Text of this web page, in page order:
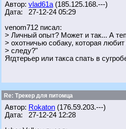
Автор: vlad61a (185.125.168.---)
Дата: 27-12-24 05:29
venom712 писал:
> Личный опыт? Может и так... А
> охотничью собаку, которая
> следу?"
Ягдтерьер или такса спать в
Re: Трекер для питомца
Автор: Rokaton (176.59.203.---)
Дата: 27-12-24 12:28